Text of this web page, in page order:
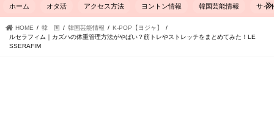
ホーム オタ活 アクセス方法 ヨントン情報 韓国芸能情報 サイ
HOME 韓 国 韓国芸能情報
K-POP【ヨジャ】
ルセラフィム｜カズハの体重管理方法がやばい？筋トレやストレッチをまとめてみた！LE
SSERAFIM